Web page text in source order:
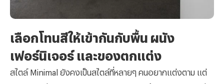
เลือกโทนสีให้เข้ากันกับพื้น ผนัง
เฟอร์นิเจอร์ และของตกแต่ง
สไตล์ Minimal ยังคงเป็นสไตล์ที่หลายๆ คนอยากแต่งตาม แต่